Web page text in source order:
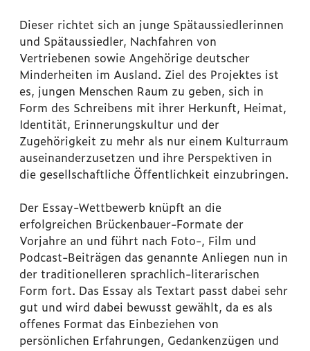
Dieser richtet sich an junge Spätaussiedlerinnen
und Spätaussiedler, Nachfahren von
Vertriebenen sowie Angehörige deutscher
Minderheiten im Ausland. Ziel des Projektes ist
es, jungen Menschen Raum zu geben, sich in
Form des Schreibens mit ihrer Herkunft, Heimat,
Identität, Erinnerungskultur und der
Zugehörigkeit zu mehr als nur einem Kulturraum
auseinanderzusetzen und ihre Perspektiven in
die gesellschaftliche Öffentlichkeit einzubringen.
Der Essay-Wettbewerb knüpft an die
erfolgreichen Brückenbauer-Formate der
Vorjahre an und führt nach Foto-, Film und
Podcast-Beiträgen das genannte Anliegen nun in
der traditionelleren sprachlich-literarischen
Form fort. Das Essay als Textart passt dabei sehr
gut und wird dabei bewusst gewählt, da es als
offenes Format das Einbeziehen von
persönlichen Erfahrungen, Gedankenzügen und